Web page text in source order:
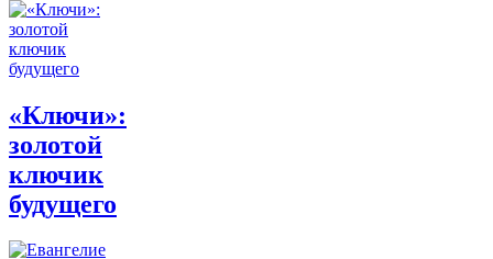
«Ключи»:
золотой
ключик
будущего